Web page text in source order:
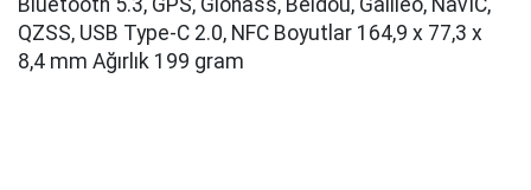
Bluetooth 5.3, GPS, Glonass, Beidou, Galileo, NavIC,
QZSS, USB Type-C 2.0, NFC Boyutlar 164,9 x 77,3 x
8,4 mm Ağırlık 199 gram